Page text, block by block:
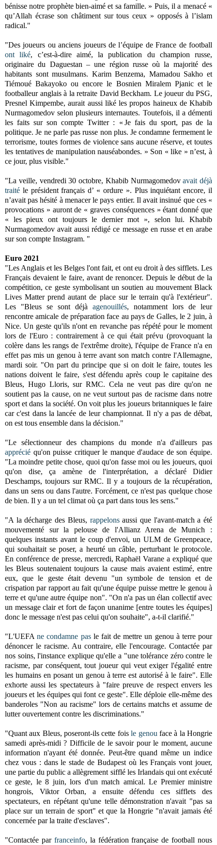
bénisse notre prophète bien-aimé et sa famille. » Puis, il a menacé «
qu’Allah écrase son châtiment sur tous ceux » opposés à l’islam
radical."
"Des joueurs ou anciens joueurs de l’équipe de France de football
ont liké, c’est-à-dire aimé, la publication du champion russe,
originaire du Daguestan – une région russe où la majorité des
habitants sont musulmans. Karim Benzema, Mamadou Sakho et
Tiémoué Bakayoko ou encore le Bosnien Miralem Pjanic et le
footballeur anglais à la retraite David Beckham. Le joueur du PSG,
Presnel Kimpembe, aurait aussi liké les propos haineux de Khabib
Nurmagomedov selon plusieurs internautes. Toutefois, il a démenti
les faits sur son compte Twitter : « Je fais du sport, pas de la
politique. Je ne parle pas russe non plus. Je condamne fermement le
terrorisme, toutes formes de violence sans aucune réserve, et toutes
les tentatives de manipulation nauséabondes. » Son « like » n’est, à
ce jour, plus visible."
"La veille, vendredi 30 octobre, Khabib Nurmagomedovavait déjà
traité le président français d’ « ordure ». Plus inquiétant encore, il
n’avait pas hésité à menacer le pays entier. Il avait insinué que ces «
provocations » auront de « graves conséquences » étant donné que
« les pieux ont toujours le dernier mot », selon lui. Khabib
Nurmagomedov avait aussi rédigé ce message en russe et en arabe
sur son compte Instagram. "
Euro 2021
"Les Anglais et les Belges l'ont fait, et ont eu droit à des sifflets. Les
Français devaient le faire, avant de renoncer. Depuis le début de la
compétition, ce geste symbolisant un soutien au mouvement Black
Lives Matter prend autant de place sur le terrain qu'à l'extérieur".
Les "Bleus se sont déjà agenouillés, notamment lors de leur
rencontre amicale de préparation face au pays de Galles, le 2 juin, à
Nice. Un geste qu'ils n'ont en revanche pas répété pour le moment
lors de l'Euro : contrairement à ce qui était prévu (provoquant la
colère dans les rangs de l'extrême droite), l'équipe de France n'a en
effet pas mis un genou à terre avant son match contre l'Allemagne,
mardi soir. "On part du principe que si on doit le faire, toutes les
nations doivent le faire, s'est défendu après coup le capitaine des
Bleus, Hugo Lloris, sur RMC. Cela ne veut pas dire qu'on ne
soutient pas la cause, on ne veut surtout pas de racisme dans notre
sport et dans la société. On voit plus les joueurs britanniques le faire
car c'est dans la lancée de leur championnat. Il n'y a pas de débat,
on est tous ensemble dans la décision."
"Le sélectionneur des champions du monde n'a d'ailleurs pas
apprécié qu'on puisse critiquer le manque d'audace de son équipe.
"La moindre petite chose, quoi qu'on fasse moi ou les joueurs, quoi
qu'on dise, ça amène de l'interprétation, a déclaré Didier
Deschamps, toujours sur RMC. Il y a toujours de la récupération,
dans un sens ou dans l'autre. Forcément, ce n'est pas quelque chose
de bien. Il y a un tel climat où ça part dans tous les sens."
"A la décharge des Bleus, rappelonsaussi que l'avant-match a été
mouvementé sur la pelouse de l'Allianz Arena de Munich :
quelques instants avant le coup d'envoi, un ULM de Greenpeace,
qui souhaitait se poser, a heurté un câble, perturbant le protocole.
En conférence de presse, mercredi, Raphaël Varane a expliqué que
les Bleus soutenaient toujours la cause mais avaient estimé, entre
eux, que le geste était devenu "un symbole de tension et de
crispation par rapport au fait qu'une équipe puisse mettre le genou à
terre et qu'une autre équipe non". "On n'a pas un élan collectif avec
un message clair et fort de façon unanime [entre toutes les équipes]
donc le message n'est pas celui qu'on souhaite", a-t-il clarifié."
"L'UEFAne condamne pasle fait de mettre un genou à terre pour
dénoncer le racisme. Au contraire, elle l'encourage. Contactée par
nos soins, l'instance explique qu'elle a "une tolérance zéro contre le
racisme, par conséquent, tout joueur qui veut exiger l'égalité entre
les humains en posant un genou à terre est autorisé à le faire". Elle
exhorte aussi les spectateurs à "faire preuve de respect envers les
joueurs et les équipes qui font ce geste". Elle déploie elle-même des
banderoles "Non au racisme" lors de certains matchs et assume de
lutter ouvertement contre les discriminations."
"Quant aux Bleus, poseront-ils cette foisle genouface à la Hongrie
samedi après-midi ? Difficile de le savoir pour le moment, aucune
information n'ayant été donnée. Peut-être quand même un indice
chez vous : dans le stade de Budapest où les Français vont jouer,
une partie du public a allègrement sifflé les Irlandais qui ont exécuté
ce geste, le 8 juin, lors d'un match amical. Le Premier ministre
hongrois, Viktor Orban, a ensuite défendu ces sifflets des
spectateurs, en répétant qu'une telle démonstration n'avait "pas sa
place sur un terrain de sport" et que la Hongrie "n'avait jamais été
concernée par la traite d'esclaves".
"Contactée par franceinfo, la fédération française de football nous